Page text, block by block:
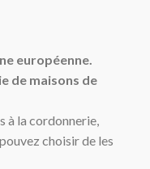
européenne.
de maisons de
à la cordonnerie,
choisir de les